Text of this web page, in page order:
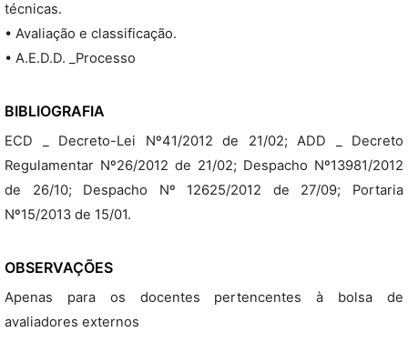
técnicas.
• Avaliação e classificação.
• A.E.D.D. _Processo
BIBLIOGRAFIA
ECD _ Decreto-Lei Nº41/2012 de 21/02; ADD _ Decreto
Regulamentar Nº26/2012 de 21/02; Despacho Nº13981/2012
de 26/10; Despacho Nº 12625/2012 de 27/09; Portaria
Nº15/2013 de 15/01.
OBSERVAÇÕES
Apenas para os docentes pertencentes à bolsa de
avaliadores externos